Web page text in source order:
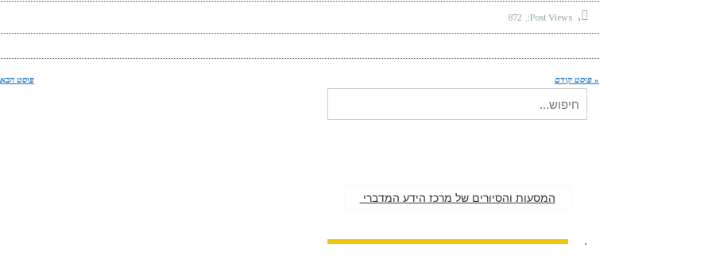
Post Views:
872
« פוסט קודם פוסט
המסעות והסיורים של מרכז הידע המדברי
.